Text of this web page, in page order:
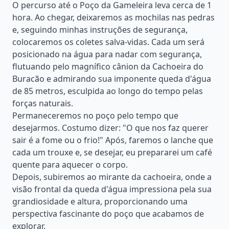
O percurso até o Poço da Gameleira leva cerca de 1
hora. Ao chegar, deixaremos as mochilas nas pedras
e, seguindo minhas instruções de segurança,
colocaremos os coletes salva-vidas. Cada um será
posicionado na água para nadar com segurança,
flutuando pelo magnífico cânion da Cachoeira do
Buracão e admirando sua imponente queda d'água
de 85 metros, esculpida ao longo do tempo pelas
forças naturais.
Permaneceremos no poço pelo tempo que
desejarmos. Costumo dizer: "O que nos faz querer
sair é a fome ou o frio!" Após, faremos o lanche que
cada um trouxe e, se desejar, eu prepararei um café
quente para aquecer o corpo.
Depois, subiremos ao mirante da cachoeira, onde a
visão frontal da queda d'água impressiona pela sua
grandiosidade e altura, proporcionando uma
perspectiva fascinante do poço que acabamos de
explorar.